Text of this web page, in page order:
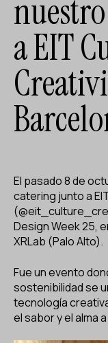
Blog
Contacto
ES CA EN
a EIT
El pasado 8 de
catering junto a
Design Week 25,
XRLab (Palo Alto).
Fue un evento
sostenibilidad se
tecnología
el sabor y el alma